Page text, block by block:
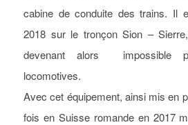
cabine de conduite des trains. Il
2018 sur le tronçon Sion –
devenant alors impossible
locomotives.
Avec cet équipement, ainsi mis en
fois en Suisse romande en 2017